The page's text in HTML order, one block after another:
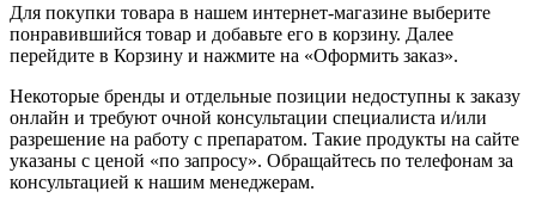
Для покупки товара в нашем интернет-магазине выберите
понравившийся товар и добавьте его в корзину. Далее
перейдите в Корзину и нажмите на «Оформить заказ».
Некоторые бренды и отдельные позиции недоступны к заказу
онлайн и требуют очной консультации специалиста и/или
разрешение на работу с препаратом. Такие продукты на сайте
указаны с ценой «по запросу». Обращайтесь по телефонам за
консультацией к нашим менеджерам.